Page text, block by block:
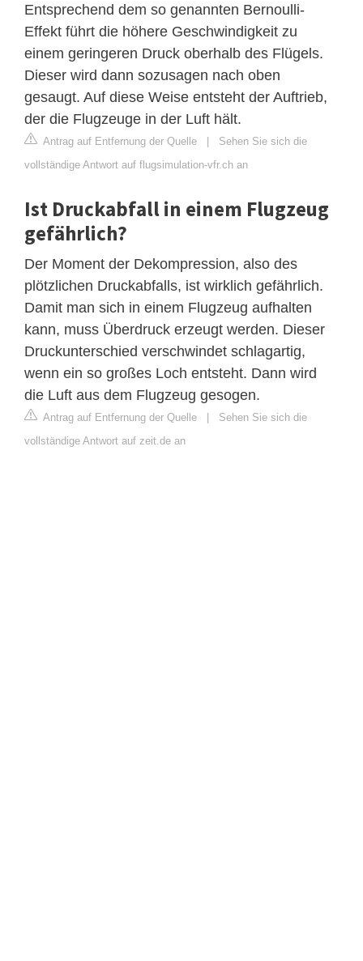
Entsprechend dem so genannten Bernoulli-
Effekt führt die höhere Geschwindigkeit zu
einem geringeren Druck oberhalb des Flügels.
Dieser wird dann sozusagen nach oben
gesaugt. Auf diese Weise entsteht der Auftrieb,
der die Flugzeuge in der Luft hält.
Antrag auf Entfernung der Quelle | Sehen Sie sich die
vollständige Antwort auf flugsimulation-vfr.ch an
Ist Druckabfall in einem Flugzeug
gefährlich?
Der Moment der Dekompression, also des
plötzlichen Druckabfalls, ist wirklich gefährlich.
Damit man sich in einem Flugzeug aufhalten
kann, muss Überdruck erzeugt werden. Dieser
Druckunterschied verschwindet schlagartig,
wenn ein so großes Loch entsteht. Dann wird
die Luft aus dem Flugzeug gesogen.
Antrag auf Entfernung der Quelle | Sehen Sie sich die
vollständige Antwort auf zeit.de an